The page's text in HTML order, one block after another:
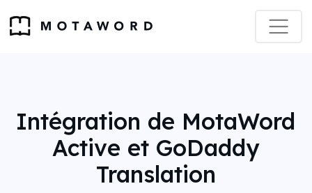
Intégration de MotaWord
Active et GoDaddy
Translation